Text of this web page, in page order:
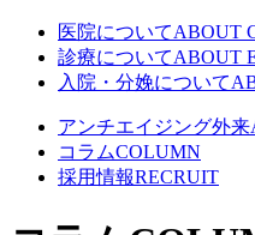
医院についてABOUT
診療についてABOUT
入院・分娩について
アンチエイジング外来
コラムCOLUMN
採用情報RECRUIT